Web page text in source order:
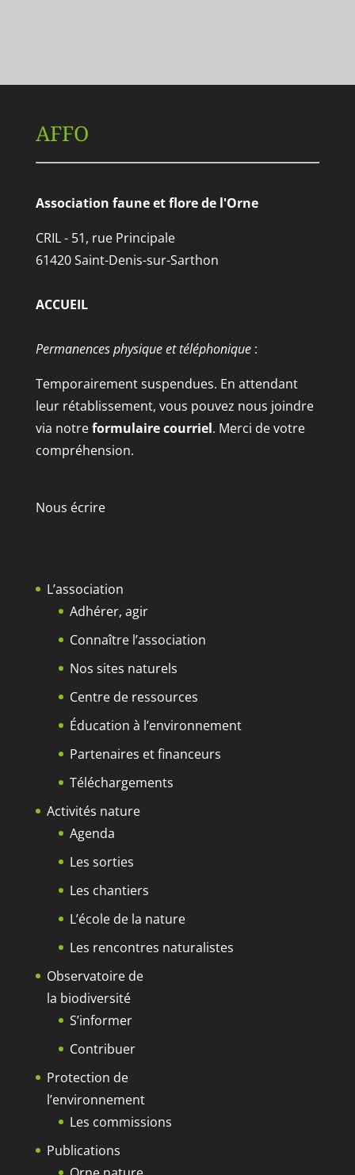
AFFO
Association faune et flore de l'Orne
CRIL - 51, rue Principale
61420 Saint-Denis-sur-Sarthon
ACCUEIL
Permanences physique et téléphonique :
Temporairement suspendues. En attendant
leur rétablissement, vous pouvez nous joindre
via notreformulaire courriel. Merci de votre
compréhension.
Nous écrire
L’association
Adhérer, agir
Connaître l’association
Nos sites naturels
Centre de ressources
Éducation à l’environnement
Partenaires et financeurs
Téléchargements
Activités nature
Agenda
Les sorties
Les chantiers
L’école de la nature
Les rencontres naturalistes
Observatoire de
la biodiversité
S’informer
Contribuer
Protection de
l’environnement
Les commissions
Publications